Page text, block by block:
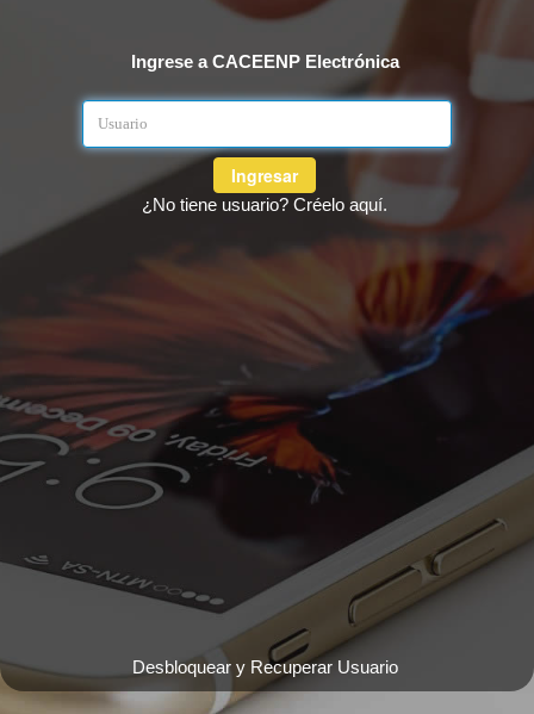
Ingrese a CACEENP Electrónica
Desbloquear y Recuperar Usuario
¿No tiene usuario? Créelo aquí.